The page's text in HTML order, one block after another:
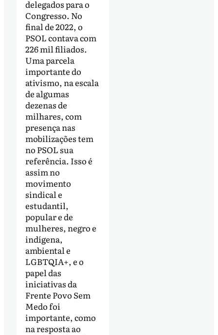
delegados para o
Congresso. No
final de 2022, o
PSOL contava com
226 mil filiados.
Uma parcela
importante do
ativismo, na escala
de algumas
dezenas de
milhares, com
presença nas
mobilizações tem
no PSOL sua
referência. Isso é
assim no
movimento
sindical e
estudantil,
popular e de
mulheres, negro e
indígena,
ambiental e
LGBTQIA+, e o
papel das
iniciativas da
Frente Povo Sem
Medo foi
importante, como
na resposta ao